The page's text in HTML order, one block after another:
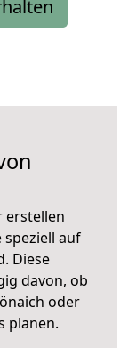
erstellen
auf
Diese
davon, ob
oder
planen.